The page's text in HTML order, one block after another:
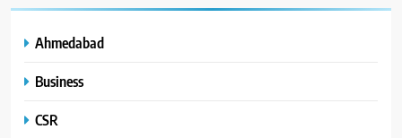
Ahmedabad
Business
CSR